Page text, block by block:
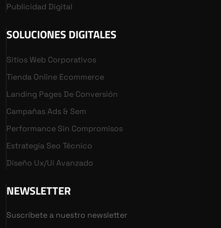
Publicidad Digital
SOLUCIONES DIGITALES
Sitios Web Corporativos
Tienda Online Ecommerce
Landing Pages De Conversión
Campañas Ads & Sem
Performance Sin Compromisos
Estrategia Seo Técnico
Diseño Ux/ui Avanzado
NEWSLETTER
Suscríbete a nuestro newsletter